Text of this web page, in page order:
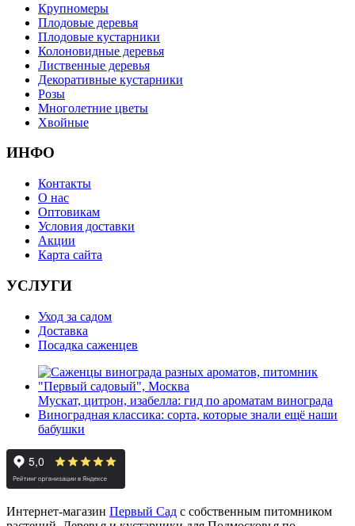
Крупномеры
Плодовые деревья
Плодовые кустарники
Колоновидные деревья
Лиственные деревья
Декоративные кустарники
Розы
Многолетние цветы
Хвойные
ИНФО
Контакты
О нас
Оптовикам
Условия доставки
Акции
Карта сайта
УСЛУГИ
Уход за садом
Доставка
Посадка саженцев
Мускат, цитрон, изабелла: гид по ароматам винограда
Виноградная классика: сорта, которые знали ещё наши
бабушки
Интернет-магазин Первый Сад с собственным питомником